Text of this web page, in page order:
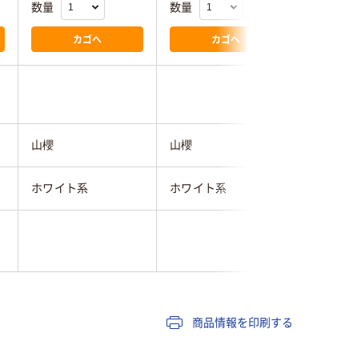
数量
カゴへ
数量
カゴへ
山櫻 山櫻
ホワイト系 ホワイト系
商品情報を印刷する